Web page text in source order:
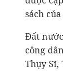
sách
Đất
công
Thụy Sĩ,